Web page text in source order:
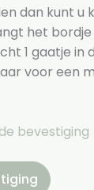
dan kunt u
het
1 gaatje in
voor een
bevestiging